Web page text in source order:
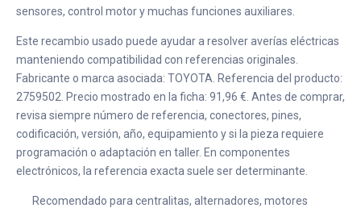
sensores, control motor y muchas funciones auxiliares.
Este recambio usado puede ayudar a resolver averías eléctricas
manteniendo compatibilidad con referencias originales.
Fabricante o marca asociada: TOYOTA. Referencia del producto:
2759502. Precio mostrado en la ficha: 91,96 €. Antes de comprar,
revisa siempre número de referencia, conectores, pines,
codificación, versión, año, equipamiento y si la pieza requiere
programación o adaptación en taller. En componentes
electrónicos, la referencia exacta suele ser determinante.
Recomendado para centralitas, alternadores, motores